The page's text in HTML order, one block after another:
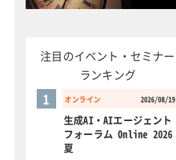
注目のイベント・セミナー
ランキング
オンライン 2026/08/19
1
生成AI・AIエージェント
フォーラム Online 2026
夏